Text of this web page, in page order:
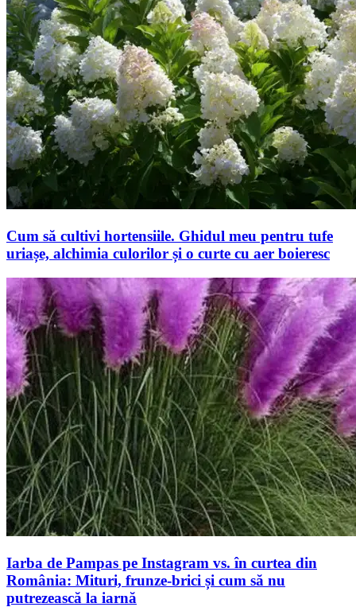
Cum să cultivi hortensiile. Ghidul meu pentru tufe
uriașe, alchimia culorilor și o curte cu aer boieresc
Iarba de Pampas pe Instagram vs. în curtea din
România: Mituri, frunze-brici și cum să nu
putrezească la iarnă